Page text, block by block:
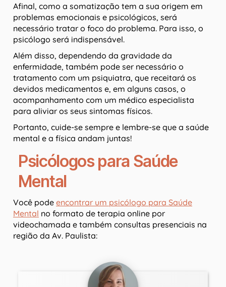
Afinal, como a somatização tem a sua origem em
problemas emocionais e psicológicos, será
necessário tratar o foco do problema. Para isso, o
psicólogo será indispensável.
Além disso, dependendo da gravidade da
enfermidade, também pode ser necessário o
tratamento com um psiquiatra, que receitará os
devidos medicamentos e, em alguns casos, o
acompanhamento com um médico especialista
para aliviar os seus sintomas físicos.
Portanto, cuide-se sempre e lembre-se que a saúde
mental e a física andam juntas!
Psicólogos para Saúde
Mental
Você pode encontrar um psicólogo para Saúde
Mental no formato de terapia online por
videochamada e também consultas presenciais na
região da Av. Paulista: